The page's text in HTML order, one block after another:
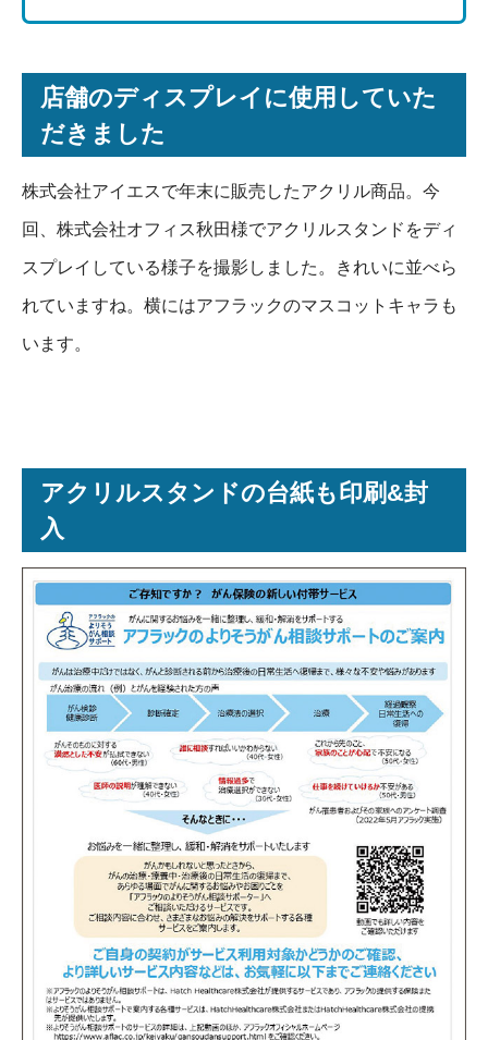
店舗のディスプレイに使用していた
だきました
株式会社アイエスで年末に販売したアクリル商品。今
回、株式会社オフィス秋田様でアクリルスタンドをディ
スプレイしている様子を撮影しました。きれいに並べら
れていますね。横にはアフラックのマスコットキャラも
います。
アクリルスタンドの台紙も印刷&封
入